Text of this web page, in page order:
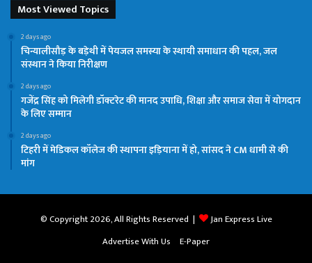
Most Viewed Topics
2 days ago
चिन्यालीसौड़ के बड़ेथी में पेयजल समस्या के स्थायी समाधान की पहल, जल
संस्थान ने किया निरीक्षण
2 days ago
गजेंद्र सिंह को मिलेगी डॉक्टरेट की मानद उपाधि, शिक्षा और समाज सेवा में योगदान
के लिए सम्मान
2 days ago
टिहरी में मेडिकल कॉलेज की स्थापना इड़ियाना में हो, सांसद ने CM धामी से की
मांग
© Copyright 2026, All Rights Reserved |
Jan Express Live
Advertise With Us
E-Paper